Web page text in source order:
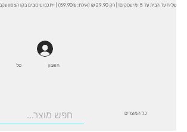
שליח עד הבית עד 5 ימי עסקים! | רק 29.90 ₪ (אילת: 59.90₪) | ייתכנו עיכובים בקו הצפון עקב המצב.
חשבון סל
כל המוצרים